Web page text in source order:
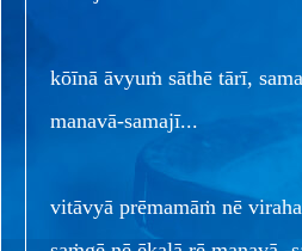
kōīnā āvyuṁ sāthē tārī,
manavā-samajī...
vitāvyā prēmamāṁ nē